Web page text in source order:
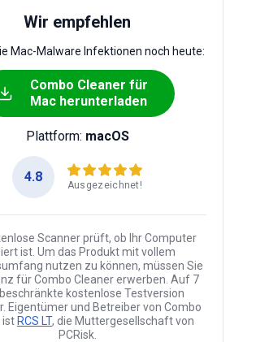
Wir empfehlen
Mac-Malware Infektionen noch heute:
Combo Cleaner für
Mac herunterladen
Plattform: macOS
4.8
Ausgezeichnet!
Scanner prüft, ob Ihr Computer
ist. Um das Produkt mit vollem
nutzen zu können, müssen Sie
für Combo Cleaner erwerben. Auf 7
kostenlose Testversion
Eigentümer und Betreiber von Combo
ist RCS LT, die Muttergesellschaft von
PCRisk.